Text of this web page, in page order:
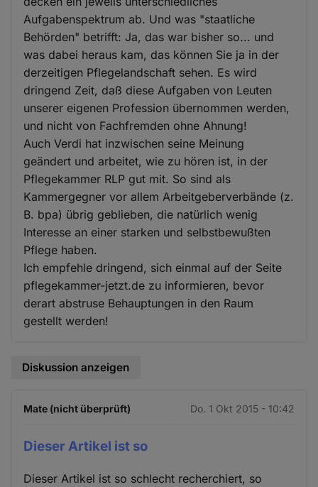
Aufgabenspektrum ab. Und was "staatliche
Behörden" betrifft: Ja, das war bisher so... und
was dabei heraus kam, das können Sie ja in der
derzeitigen Pflegelandschaft sehen. Es wird
dringend Zeit, daß diese Aufgaben von Leuten
unserer eigenen Profession übernommen werden,
und nicht von Fachfremden ohne Ahnung!
Auch Verdi hat inzwischen seine Meinung
geändert und arbeitet, wie zu hören ist, in der
Pflegekammer RLP gut mit. So sind als
Kammergegner vor allem Arbeitgeberverbände (z.
B. bpa) übrig geblieben, die natürlich wenig
Interesse an einer starken und selbstbewußten
Pflege haben.
Ich empfehle dringend, sich einmal auf der Seite
pflegekammer-jetzt.de zu informieren, bevor
derart abstruse Behauptungen in den Raum
gestellt werden!
Diskussion anzeigen
Mate (nicht überprüft) Do. 1 Okt 2015 - 10:42
Dieser Artikel ist so
Dieser Artikel ist so schlecht recherchiert, so